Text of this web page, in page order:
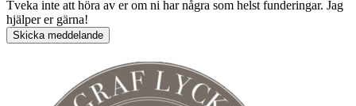
Tveka inte att höra av er om ni har några som helst funderingar. Jag
hjälper er gärna!
Skicka meddelande